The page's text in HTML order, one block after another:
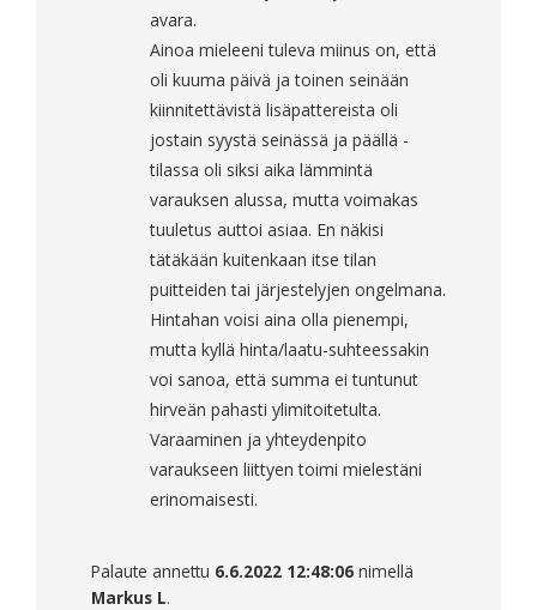
avara.
Ainoa mieleeni tuleva miinus on, että
oli kuuma päivä ja toinen seinään
kiinnitettävistä lisäpattereista oli
jostain syystä seinässä ja päällä -
tilassa oli siksi aika lämmintä
varauksen alussa, mutta voimakas
tuuletus auttoi asiaa. En näkisi
tätäkään kuitenkaan itse tilan
puitteiden tai järjestelyjen ongelmana.
Hintahan voisi aina olla pienempi,
mutta kyllä hinta/laatu-suhteessakin
voi sanoa, että summa ei tuntunut
hirveän pahasti ylimitoitetulta.
Varaaminen ja yhteydenpito
varaukseen liittyen toimi mielestäni
erinomaisesti.
Palaute annettu 6.6.2022 12:48:06 nimellä
Markus L.